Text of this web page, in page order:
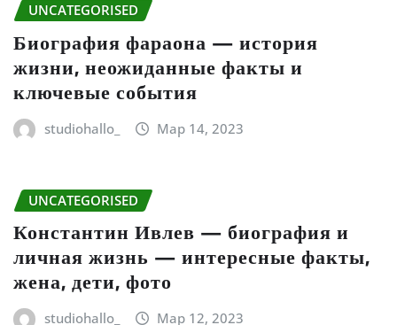
UNCATEGORISED
Биография фараона — история
жизни, неожиданные факты и
ключевые события
studiohallo_ Мар 14, 2023
UNCATEGORISED
Константин Ивлев — биография и
личная жизнь — интересные факты,
жена, дети, фото
studiohallo_ Мар 12, 2023